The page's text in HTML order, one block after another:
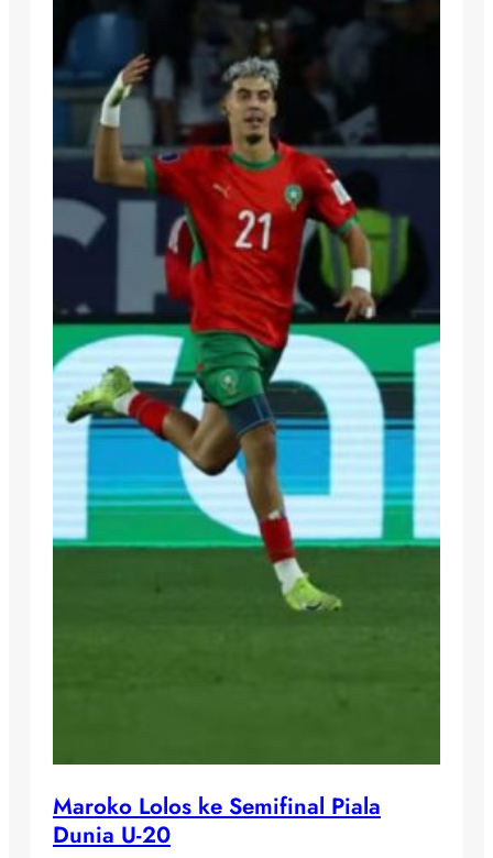
Maroko Lolos ke Semifinal Piala
Dunia U-20